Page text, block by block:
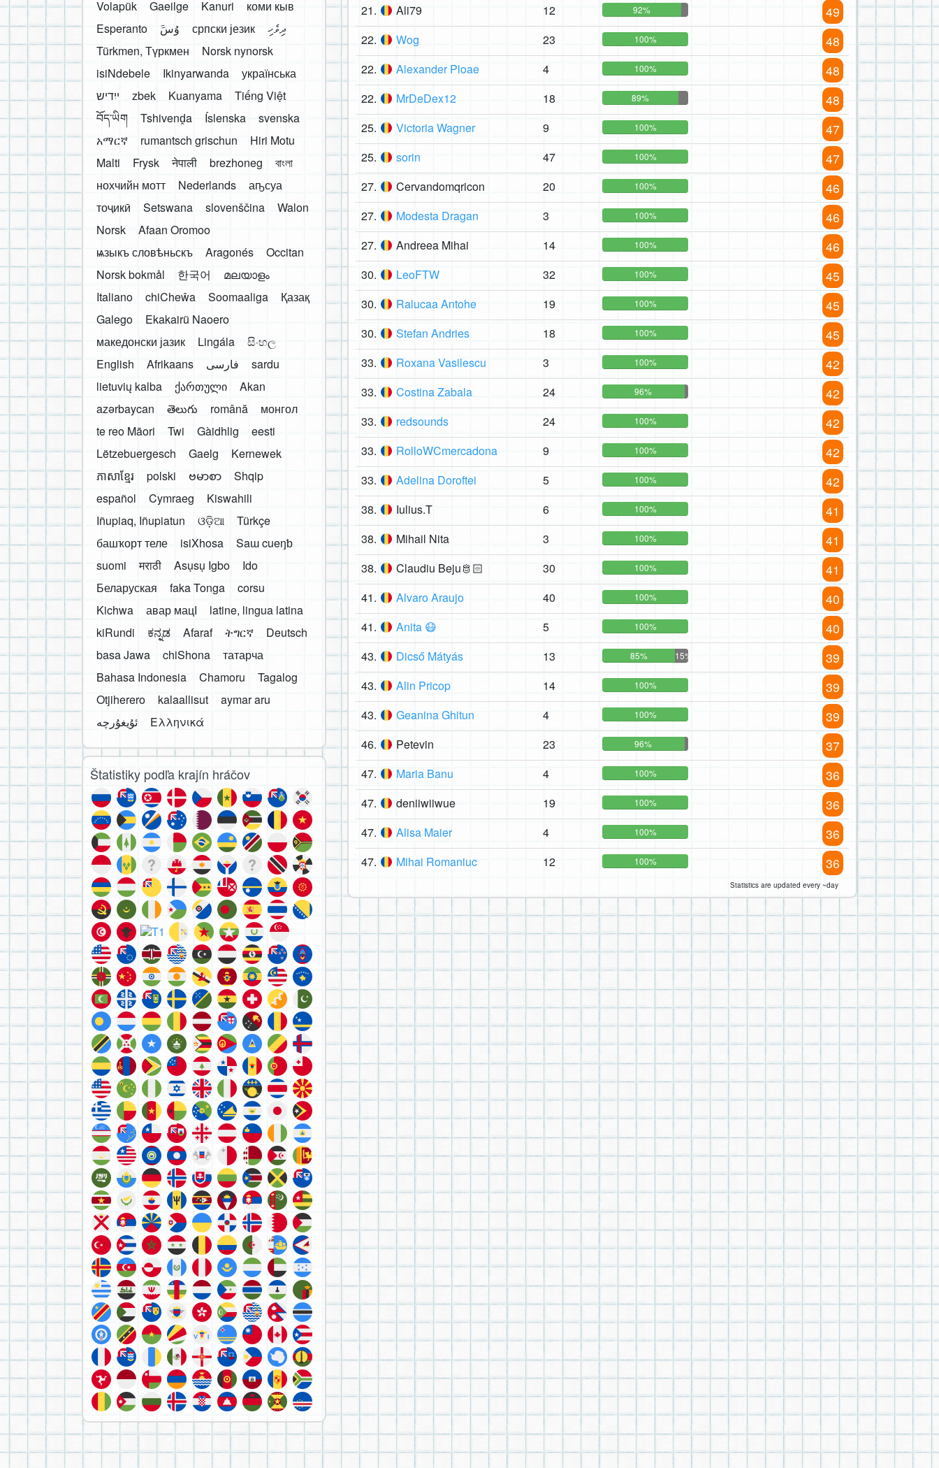
21. Ali79 12 92% 49
22. Wog 23 100% 48
22. Alexander Ploae 4 100% 48
22. MrDeDex12 18 89% 48
25. Victoria Wagner 9 100% 47
25. sorin 47 100% 47
27. Cervandomqricon 20 100% 46
27. Modesta Dragan 3 100% 46
27. Andreea Mihai 14 100% 46
30. LeoFTW 32 100% 45
30. Ralucaa Antohe 19 100% 45
30. Stefan Andries 18 100% 45
33. Roxana Vasilescu 3 100% 42
33. Costina Zabala 24 96% 42
33. redsounds 24 100% 42
33. RolloWCmercadona 9 100% 42
33. Adelina Doroftei 5 100% 42
38. Iulius.T 6 100% 41
38. Mihail Nita 3 100% 41
38. Claudiu Beju🫅🏻 30 100% 41
41. Alvaro Araujo 40 100% 40
41. Anita 😷 5 100% 40
43. Dicső Mátyás 13 85% 15% 39
43. Alin Pricop 14 100% 39
43. Geanina Ghitun 4 100% 39
46. Petevin 23 96% 37
47. Maria Banu 4 100% 36
47. deniiwiiwue 19 100% 36
47. Alisa Maier 4 100% 36
47. Mihai Romaniuc 12 100% 36
Statistics are updated every ~day
Volapük
Gaeilge Kanuri
коми кыв
Esperanto
َوُسَ српски језик
ދިވެހި
Türkmen, Түркмен
Norsk nynorsk
isiNdebele
Ikinyarwanda
українська
ייִדיש
zbek Kuanyama
Tiếng Việt
བོད་ཡིག
Tshivenḓa Íslenska
svenska
አማርኛ
rumantsch grischun
Hiri Motu
Malti
Frysk नेपाली brezhoneg
বাংলা
нохчийн мотт
Nederlands
аҧсуа
тоҷикӣ
Setswana slovenščina
Walon
Norsk
Afaan Oromoo
ѩзыкъ словѣньскъ
Aragonés
Occitan
Norsk bokmål
한국어
മലയാളം
Italiano
chiCheŵa Soomaaliga
Қазақ
Galego
Ekakairũ Naoero
македонски јазик
Lingála
සිංහල
English
Afrikaans فارسی
sardu
lietuvių kalba
ქართული
Akan
azərbaycan
తెలుగు română
монгол
te reo Māori
Twi Gàidhlig
eesti
Lëtzebuergesch
Gaelg
Kernewek
ភាសាខ្មែរ
polski ဗမာစာ
Shqip
español
Cymraeg
Kiswahili
Iñupiaq, Iñupiatun
ଓଡ଼ିଆ
Türkçe
башҡорт теле
isiXhosa
Saɯ cueŋƅ
suomi
मराठी Asụsụ Igbo
Ido
Беларуская
faka Tonga
corsu
Kichwa
авар мацӀ
latine, lingua latina
kiRundi
ಕನ್ನಡ Afaraf ትግርኛ
Deutsch
basa Jawa
chiShona
татарча
Bahasa Indonesia
Chamoru
Tagalog
Otjiherero
kalaallisut
aymar aru
Ελληνικά
Štatistiky podľa krajín hráčov